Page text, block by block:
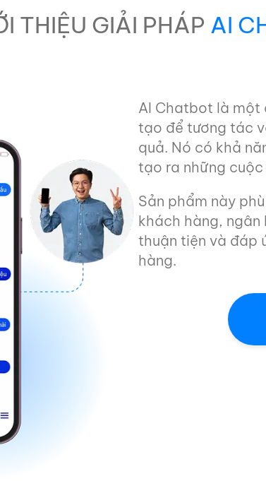
THIỆU GIẢI PHÁP AI
AI Chatbot là một
tạo để tương tác
quả. Nó có khả
tạo ra những
Sản phẩm này
khách hàng, ngân
thuận tiện và đáp
hàng.